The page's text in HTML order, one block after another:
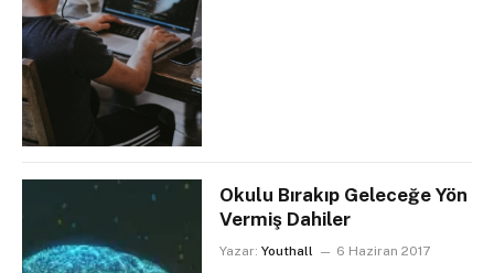
Okulu Bırakıp Geleceğe Yön
Vermiş Dahiler
Yazar: Youthall 6 Haziran 2017